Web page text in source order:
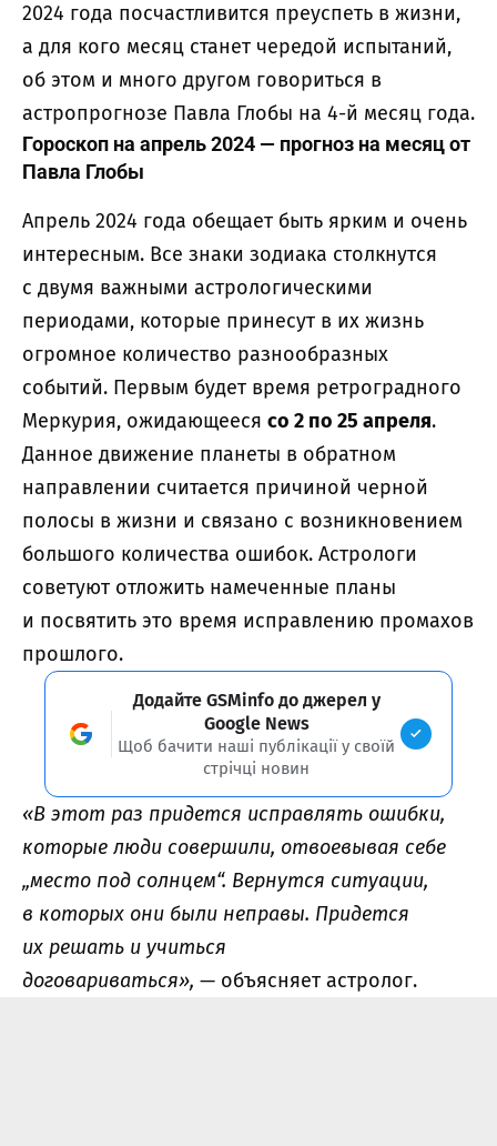
2024 года посчастливится преуспеть в жизни,
а для кого месяц станет чередой испытаний,
об этом и много другом говориться в
астропрогнозе Павла Глобы на 4-й месяц года.
Гороскоп на апрель 2024 — прогноз на месяц от
Павла Глобы
Апрель 2024 года обещает быть ярким и очень
интересным. Все знаки зодиака столкнутся
с двумя важными астрологическими
периодами, которые принесут в их жизнь
огромное количество разнообразных
событий. Первым будет время ретроградного
Меркурия, ожидающееся со 2 по 25 апреля.
Данное движение планеты в обратном
направлении считается причиной черной
полосы в жизни и связано с возникновением
большого количества ошибок. Астрологи
советуют отложить намеченные планы
и посвятить это время исправлению промахов
прошлого.
Додайте GSMinfo до джерел у
Google News
Щоб бачити наші публікації у своїй
стрічці новин
«В этот раз придется исправлять ошибки,
которые люди совершили, отвоевывая себе
„место под солнцем“. Вернутся ситуации,
в которых они были неправы. Придется
их решать и учиться
договариваться», — объясняет астролог.